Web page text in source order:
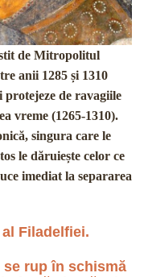
de Mitropolitul
anii 1285 și 1310
protejeze de ravagiile
vreme (1265-1310).
singura care le
le dăruiește celor ce
imediat la separarea
Filadelfiei.
se rup în schismă